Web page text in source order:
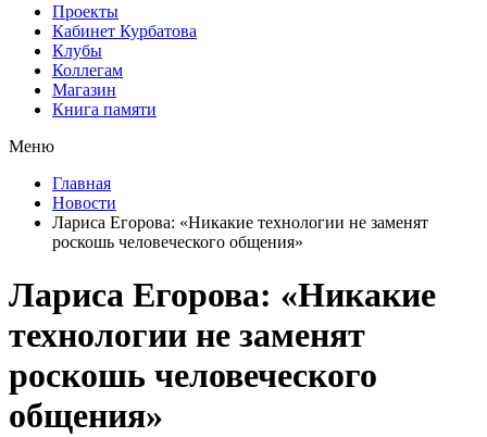
Проекты
Кабинет Курбатова
Клубы
Коллегам
Магазин
Книга памяти
Меню
Главная
Новости
Лариса Егорова: «Никакие технологии не заменят
роскошь человеческого общения»
Лариса Егорова: «Никакие
технологии не заменят
роскошь человеческого
общения»